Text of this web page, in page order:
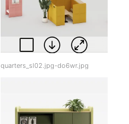
quarters_sl02.jpg-do6wr.jpg